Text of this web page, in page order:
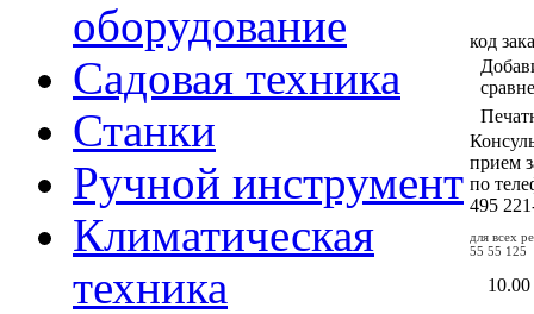
оборудование
Садовая техника
Станки
Ручной инструмент
Климатическая
техника
код
прием
по
495
для всех
55 55 125